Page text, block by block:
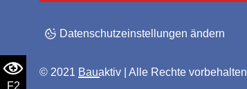
F2
Datenschutzeinstellungen ändern
© 2021 Bauaktiv | Alle Rechte vorbehalten